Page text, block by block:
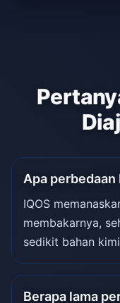
Apa perbedaan
IQOS
membakarnya,
sedikit bahan
Berapa lama